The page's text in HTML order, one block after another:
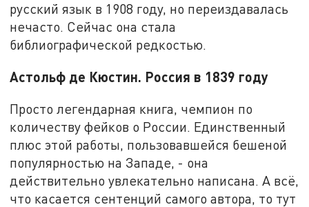
русский язык в 1908 году, но переиздавалась
нечасто. Сейчас она стала
библиографической редкостью.
Астольф де Кюстин. Россия в 1839 году
Просто легендарная книга, чемпион по
количеству фейков о России. Единственный
плюс этой работы, пользовавшейся бешеной
популярностью на Западе, - она
действительно увлекательно написана. А всё,
что касается сентенций самого автора, то тут